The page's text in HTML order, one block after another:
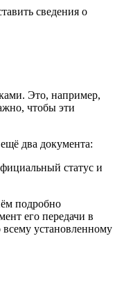
сведения о
Это, например,
чтобы эти
два документа:
статус и
подробно
его передачи в
всему установленному